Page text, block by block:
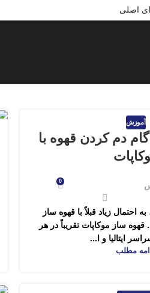
اصلی
آموزش
دم کردن قهوه با
0
احتمال زیاد قبلاً با قهوه ساز
قهوه ساز موکاپات تقریباً در هر
ایتالیا و ا...
مطلب